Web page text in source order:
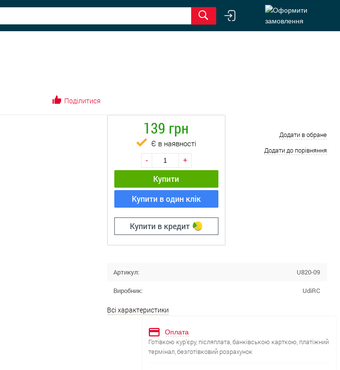
Поділитися
139 грн
Є в наявності
- +
Купити
Купити в один клік
Купити в кредит
Додати в обране
Додати до порівняння
Артикул: U820-09
Виробник: UdiRC
Всі характеристики
Оплата
Готівкою кур'єру, післяплата, банківською карткою, платіжний
термінал, безготівковий розрахунок